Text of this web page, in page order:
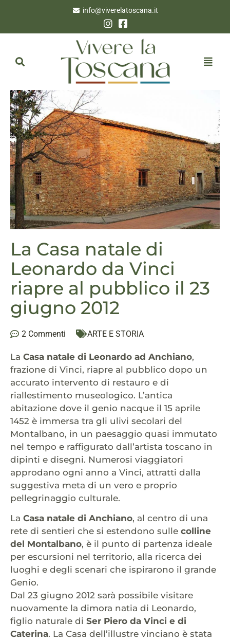
info@viverelatoscana.it
La Casa natale di
Leonardo da Vinci
riapre al pubblico il 23
giugno 2012
2 Commenti ARTE E STORIA
La Casa natale di Leonardo ad Anchiano,
frazione di Vinci, riapre al pubblico dopo un
accurato intervento di restauro e di
riallestimento museologico. L’antica
abitazione dove il genio nacque il 15 aprile
1452 è immersa tra gli ulivi secolari del
Montalbano, in un paesaggio quasi immutato
nel tempo e raffigurato dall’artista toscano in
dipinti e disegni. Numerosi viaggiatori
approdano ogni anno a Vinci, attratti dalla
suggestiva meta di un vero e proprio
pellegrinaggio culturale.
La Casa natale di Anchiano, al centro di una
rete di sentieri che si estendono sulle colline
del Montalbano, è il punto di partenza ideale
per escursioni nel territorio, alla ricerca dei
luoghi e degli scenari che ispirarono il grande
Genio.
Dal 23 giugno 2012 sarà possibile visitare
nuovamente la dimora natia di Leonardo,
figlio naturale di Ser Piero da Vinci e di
Caterina. La Casa dell’illustre vinciano è stata